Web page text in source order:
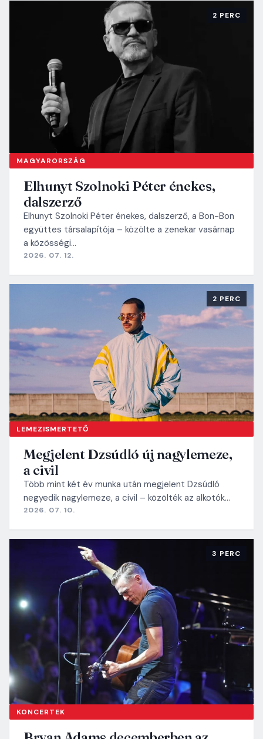
MAGYARORSZÁG
2 PERC
Elhunyt Szolnoki Péter énekes,
dalszerző
Elhunyt Szolnoki Péter énekes, dalszerző, a Bon-Bon
együttes társalapítója – közölte a zenekar vasárnap
a közösségi…
2026. 07. 12.
LEMEZISMERTETŐ
2 PERC
Megjelent Dzsúdló új nagylemeze,
a civil
Több mint két év munka után megjelent Dzsúdló
negyedik nagylemeze, a civil – közölték az alkotók…
2026. 07. 10.
KONCERTEK
3 PERC